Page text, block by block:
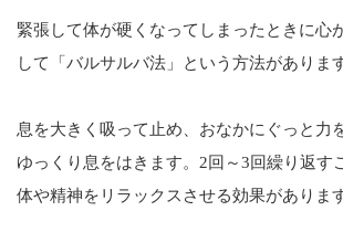
緊張して体が硬くなってしまったときに心
して「バルサルバ法」という方法がありま
息を大きく吸って止め、おなかにぐっと力
ゆっくり息をはきます。2回～3回繰り返す
体や精神をリラックスさせる効果があります